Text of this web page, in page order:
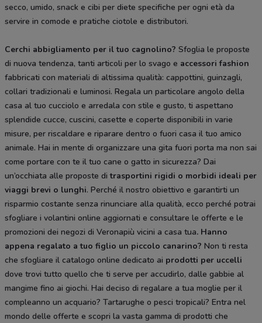
secco, umido, snack e cibi per diete specifiche per ogni età da
servire in comode e pratiche ciotole e distributori.
Cerchi abbigliamento per il tuo cagnolino? Sfoglia le proposte
di nuova tendenza, tanti articoli per lo svago e accessori fashion
fabbricati con materiali di altissima qualità: cappottini, guinzagli,
collari tradizionali e luminosi. Regala un particolare angolo della
casa al tuo cucciolo e arredala con stile e gusto, ti aspettano
splendide cucce, cuscini, casette e coperte disponibili in varie
misure, per riscaldare e riparare dentro o fuori casa il tuo amico
animale. Hai in mente di organizzare una gita fuori porta ma non sai
come portare con te il tuo cane o gatto in sicurezza? Dai
un’occhiata alle proposte ditrasportini rigidi o morbidi ideali per
viaggi brevi o lunghi. Perché il nostro obiettivo e garantirti un
risparmio costante senza rinunciare alla qualità, ecco perché potrai
sfogliare i volantini online aggiornati e consultare le offerte e le
promozioni dei negozi di Veronapiù vicini a casa tua. Hanno
appena regalato a tuo figlio un piccolo canarino? Non ti resta
che sfogliare il catalogo online dedicato ai prodotti per uccelli
dove trovi tutto quello che ti serve per accudirlo, dalle gabbie al
mangime fino ai giochi. Hai deciso di regalare a tua moglie per il
compleanno un acquario? Tartarughe o pesci tropicali? Entra nel
mondo delle offerte e scopri la vasta gamma di prodotti che